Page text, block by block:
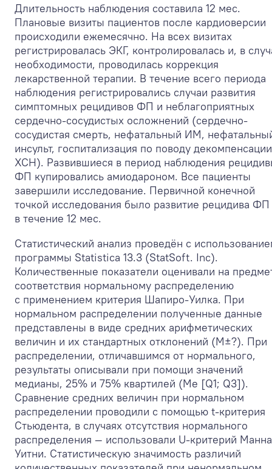
Длительность наблюдения составила 12 мес.
Плановые визиты пациентов после кардиоверсии
происходили ежемесячно. На всех визитах
регистрировалась ЭКГ, контролировалась и, в
необходимости, проводилась коррекция
лекарственной терапии. В течение всего периода
наблюдения регистрировались случаи развития
симптомных рецидивов ФП и неблагоприятных
сердечно-сосудистых осложнений (сердечно-
сосудистая смерть, нефатальный ИМ,
инсульт, госпитализация по поводу декомпенсации
ХСН). Развившиеся в период наблюдения
ФП купировались амиодароном. Все пациенты
завершили исследование. Первичной конечной
точкой исследования было развитие рецидива ФП
в течение 12 мес.
Статистический анализ проведён с
программы Statistica 13.3 (StatSoft. Inc).
Количественные показатели оценивали на
соответствия нормальному распределению
с применением критерия Шапиро-Уилка. При
нормальном распределении полученные данные
представлены в виде средних арифметических
величин и их стандартных отклонений (M±?). При
распределении, отличавшимся от нормального,
результаты описывали при помощи значений
медианы, 25% и 75% квартилей (Me [Q1; Q3]).
Сравнение средних величин при нормальном
распределении проводили с помощью t-критерия
Стьюдента, в случаях отсутствия нормального
распределения — использовали U-критерий
Уитни. Статистическую значимость различий